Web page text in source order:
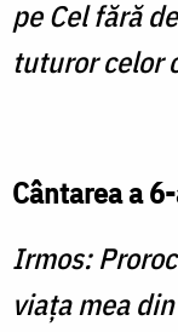
pe Cel fără
tuturor celor
Cântarea a
Irmos:
viaţa mea